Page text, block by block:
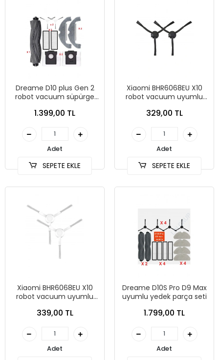
Dreame D10 plus Gen 2
robot vacuum süpürge
1.399,00 TL
Adet
SEPETE EKLE
Xiaomi BHR6068EU X10
robot vacuum uyumlu
adet
329,00 TL
Adet
SEPETE EKLE
Xiaomi BHR6068EU X10
robot vacuum uyumlu
adet
339,00 TL
Adet
Dreame D10S Pro D9 Max
uyumlu yedek parça seti
1.799,00 TL
Adet